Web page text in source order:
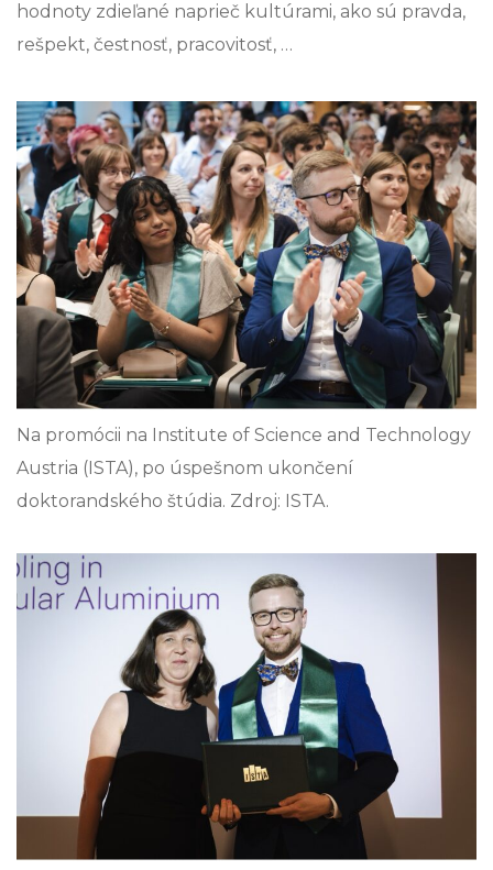
hodnoty zdieľané naprieč kultúrami, ako sú pravda,
rešpekt, čestnosť, pracovitosť, …
Na promócii na Institute of Science and Technology
Austria (ISTA), po úspešnom ukončení
doktorandského štúdia. Zdroj: ISTA.